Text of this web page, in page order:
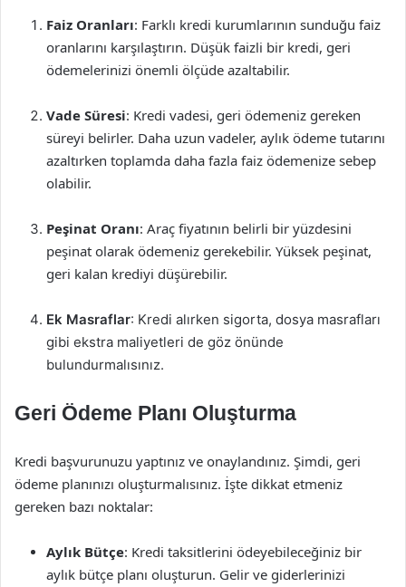
Faiz Oranları: Farklı kredi kurumlarının sunduğu faiz
oranlarını karşılaştırın. Düşük faizli bir kredi, geri
ödemelerinizi önemli ölçüde azaltabilir.
Vade Süresi: Kredi vadesi, geri ödemeniz gereken
süreyi belirler. Daha uzun vadeler, aylık ödeme tutarını
azaltırken toplamda daha fazla faiz ödemenize sebep
olabilir.
Peşinat Oranı: Araç fiyatının belirli bir yüzdesini
peşinat olarak ödemeniz gerekebilir. Yüksek peşinat,
geri kalan krediyi düşürebilir.
Ek Masraflar: Kredi alırken sigorta, dosya masrafları
gibi ekstra maliyetleri de göz önünde
bulundurmalısınız.
Geri Ödeme Planı Oluşturma
Kredi başvurunuzu yaptınız ve onaylandınız. Şimdi, geri
ödeme planınızı oluşturmalısınız. İşte dikkat etmeniz
gereken bazı noktalar:
Aylık Bütçe: Kredi taksitlerini ödeyebileceğiniz bir
aylık bütçe planı oluşturun. Gelir ve giderlerinizi